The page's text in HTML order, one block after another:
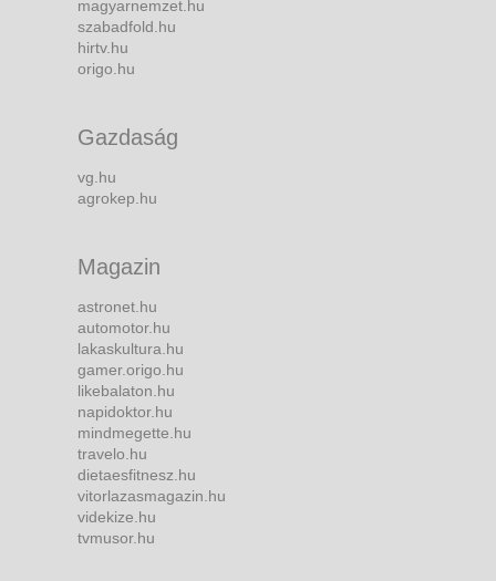
magyarnemzet.hu
szabadfold.hu
hirtv.hu
origo.hu
Gazdaság
vg.hu
agrokep.hu
Magazin
astronet.hu
automotor.hu
lakaskultura.hu
gamer.origo.hu
likebalaton.hu
napidoktor.hu
mindmegette.hu
travelo.hu
dietaesfitnesz.hu
vitorlazasmagazin.hu
videkize.hu
tvmusor.hu